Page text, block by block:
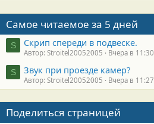
Самое читаемое за 5 дней
S Скрип спереди в подвеске.
Автор: Stroitel20052005 Вчера в 11:30
S Звук при проезде камер?
Автор: Stroitel20052005 Вчера в 11:27
Поделиться страницей